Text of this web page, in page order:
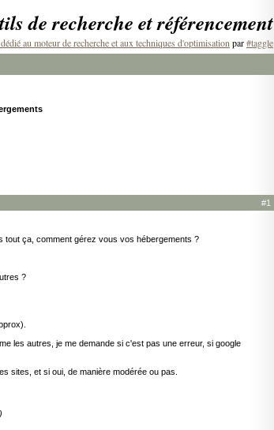
de recherche et référencement
au moteur de recherche et aux techniques d'optimisation par#taggle
#1
tout ça, comment gérez vous vos hébergements ?
?
les autres, je me demande si c'est pas une erreur, si google
sites, et si oui, de manière modérée ou pas.